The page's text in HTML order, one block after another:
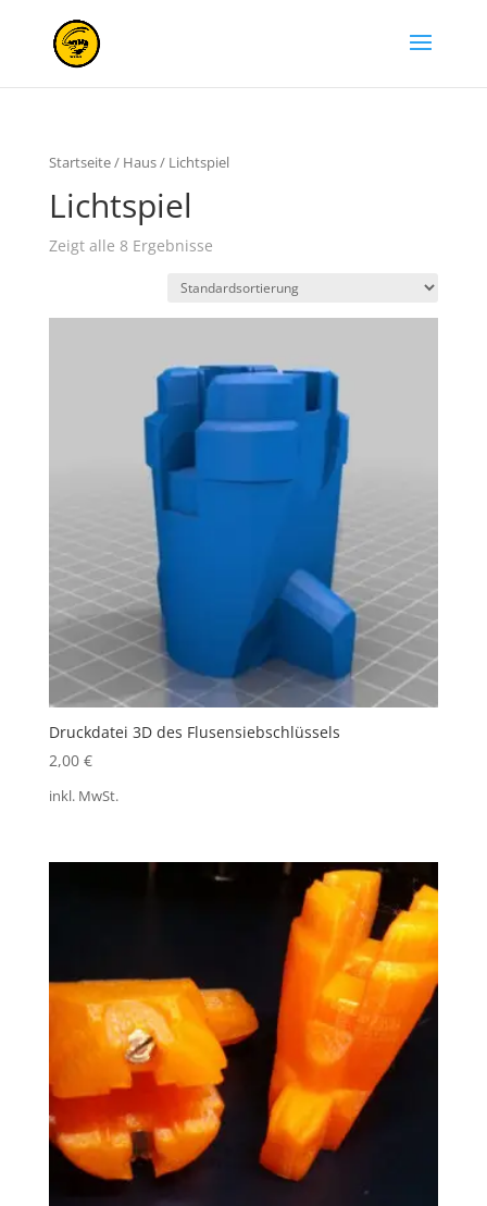
Startseite/ Haus/ Lichtspiel
Lichtspiel
Zeigt alle 8 Ergebnisse
Druckdatei 3D des Flusensiebschlüssels
2,00 €
inkl. MwSt.